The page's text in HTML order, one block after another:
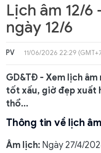
Lịch âm 12/6
ngày 12/6
PV 11/06/2026 22:29
GD&TĐ - Xem lịch âm
tốt xấu, giờ đẹp xuất
thổ...
Thông tin về lịch
Âm lịch: Ngày 27/4/